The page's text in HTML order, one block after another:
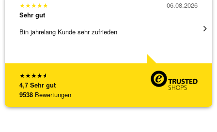
★★★★★
4,7 Sehr gut
9538 Bewertungen
★★★★★
Sehr gut
Bin jahrelang Kunde sehr zufrieden
06.08.2026